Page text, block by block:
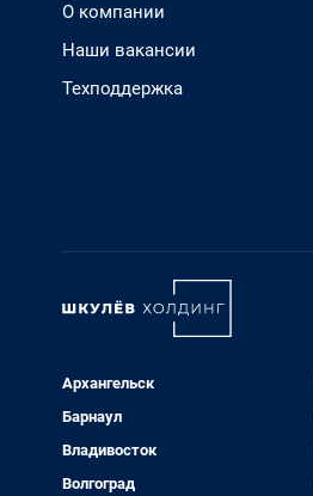
О компании
Наши вакансии
Техподдержка
Архангельск
Барнаул
Владивосток
Волгоград